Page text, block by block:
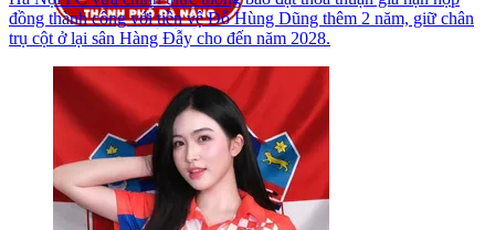
đồng thành công với tiền vệ Đỗ Hùng Dũng thêm 2 năm, giữ chân
trụ cột ở lại sân Hàng Đẫy cho đến năm 2028.